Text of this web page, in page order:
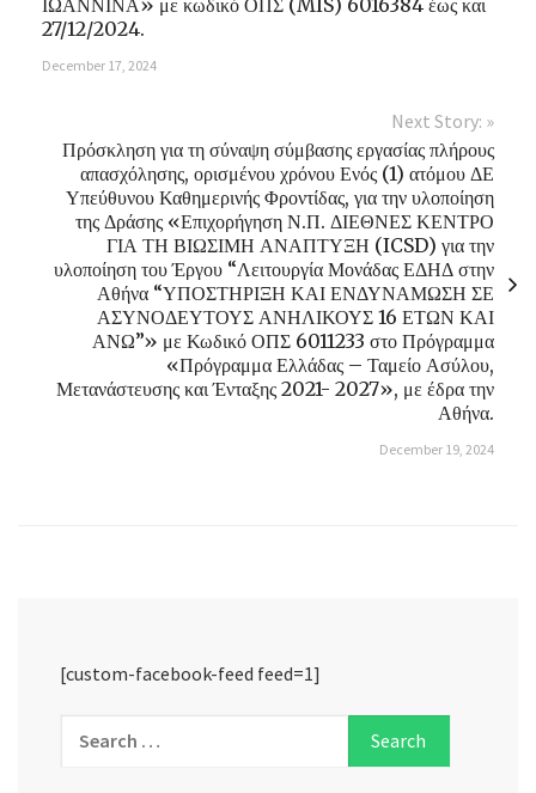
27/12/2024.
December 17, 2024
Next Story: »
Πρόσκληση για τη σύναψη σύμβασης εργασίας πλήρους
απασχόλησης, ορισμένου χρόνου Ενός (1) ατόμου ΔΕ
Υπεύθυνου Καθημερινής Φροντίδας, για την υλοποίηση
της Δράσης «Επιχορήγηση Ν.Π. ΔΙΕΘΝΕΣ ΚΕΝΤΡΟ
ΓΙΑ ΤΗ ΒΙΩΣΙΜΗ ΑΝΑΠΤΥΞΗ (ICSD) για την
υλοποίηση του Έργου “Λειτουργία Μονάδας ΕΔΗΔ στην
Αθήνα “ΥΠΟΣΤΗΡΙΞΗ ΚΑΙ ΕΝΔΥΝΑΜΩΣΗ ΣΕ
ΑΣΥΝΟΔΕΥΤΟΥΣ ΑΝΗΛΙΚΟΥΣ 16 ΕΤΩΝ ΚΑΙ
ΑΝΩ”» με Κωδικό ΟΠΣ 6011233 στο Πρόγραμμα
«Πρόγραμμα Ελλάδας – Ταμείο Ασύλου,
Μετανάστευσης και Ένταξης 2021- 2027», με έδρα την
Αθήνα.
December 19, 2024
[custom-facebook-feed feed=1]